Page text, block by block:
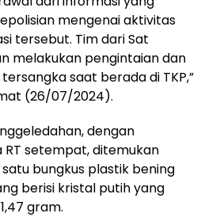
mengenai aktivitas
tersebut. Tim dari Sat
melakukan pengintaian dan
saat berada di TKP,”
(26/07/2024).
dengan
RT setempat, ditemukan
bungkus plastik bening
berisi kristal putih yang
gram.